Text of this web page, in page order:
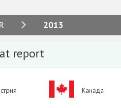
органов, прокуратуры и
участниках
почве ненависти, подаваемые
дела, связанные с
антирелигиозным, этническим
общественных
2013
2024
2020
report
Image
Канада